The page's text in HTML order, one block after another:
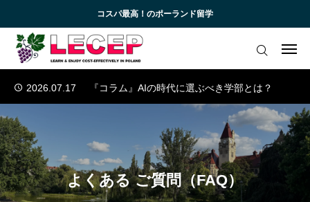
コスパ最高！のポーランド留学
2026.06.26
プラハ経済大学の英語コース
2026.07.17 『コラム』AIの時代に選ぶべき学部とは？
欧州の医学部への留学
2026.07.03
ウッチ工科大学の産学連携
2026.06.26
プラハ経済大学の英語コース
2026.07.31
2026.07.17
『コラム』AIの時代に選ぶべき学部とは？
よくある ご質問（FAQ）
ログイン
アカデミック英語トレーニング
無料会員向けコンテンツと受講生向けサイト
ブログ 一覧
受講生様専用サイト